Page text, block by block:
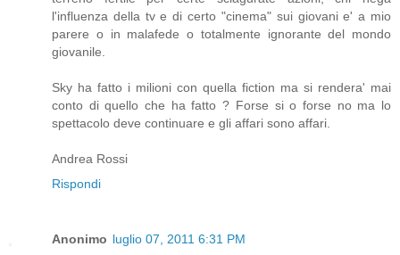
l'influenza della tv e di certo "cinema" sui giovani e' a mio
parere o in malafede o totalmente ignorante del mondo
giovanile.
Sky ha fatto i milioni con quella fiction ma si rendera' mai
conto di quello che ha fatto ? Forse si o forse no ma lo
spettacolo deve continuare e gli affari sono affari.
Andrea Rossi
Rispondi
Anonimo luglio 07, 2011 6:31 PM